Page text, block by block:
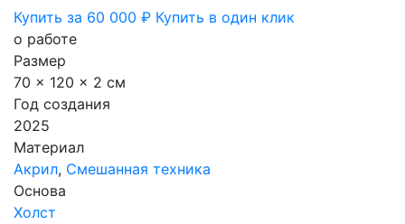
Купить за 60 000 ₽ Купить в один клик
о работе
Размер
70 x 120 x 2 см
Год создания
2025
Материал
Акрил, Смешанная техника
Основа
Холст